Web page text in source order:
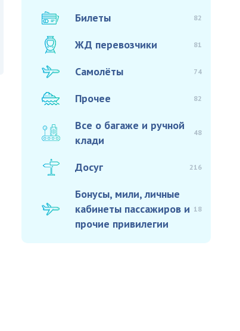
Билеты 82
ЖД перевозчики 81
Самолёты 74
Прочее 82
Все о багаже и ручной
клади
48
Досуг 216
Бонусы, мили, личные
кабинеты пассажиров и
прочие привилегии
18